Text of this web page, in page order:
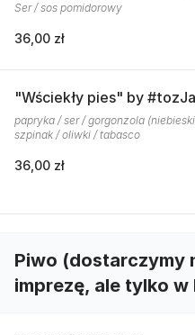
Ser / sos pomidorowy
36,00 zł
"Wściekły pies" by
papryka / ser / gorgonzola
szpinak / oliwki / tabasco
36,00 zł
Piwo (dostarczymy
imprezę, ale tylko